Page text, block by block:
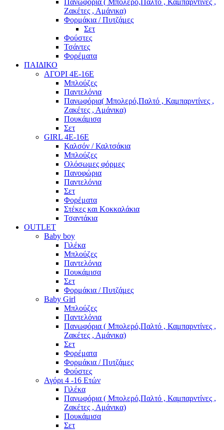
Πανωφόρια ( Μπολερό,Παλτό , Καμπαρντίνες ,
Ζακέτες , Αμάνικα)
Φορμάκια / Πυτζάμες
Σετ
Φούστες
Τσάντες
Φορέματα
ΠΑΙΔΙΚΟ
ΑΓΟΡΙ 4Ε-16Ε
Μπλούζες
Παντελόνια
Πανωφόρια( Μπολερό,Παλτό , Καμπαρντίνες ,
Ζακέτες , Αμάνικα)
Πουκάμισα
Σετ
GIRL 4Ε-16Ε
Καλσόν / Καλτσάκια
Μπλούζες
Ολόσωμες φόρμες
Πανοφώρια
Παντελόνια
Σετ
Φορέματα
Στέκες και Κοκκαλάκια
Τσαντάκια
OUTLET
Baby boy
Γιλέκα
Μπλούζες
Παντελόνια
Πουκάμισα
Σετ
Φορμάκια / Πυτζάμες
Baby Girl
Μπλούζες
Παντελόνια
Πανωφόρια ( Μπολερό,Παλτό , Καμπαρντίνες ,
Ζακέτες , Αμάνικα)
Σετ
Φορέματα
Φορμάκια / Πυτζάμες
Φούστες
Αγόρι 4 -16 Ετών
Γιλέκα
Πανωφόρια ( Μπολερό,Παλτό , Καμπαρντίνες ,
Ζακέτες , Αμάνικα)
Πουκάμισα
Σετ